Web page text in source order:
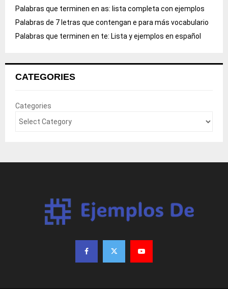
Palabras que terminen en as: lista completa con ejemplos
Palabras de 7 letras que contengan e para más vocabulario
Palabras que terminen en te: Lista y ejemplos en español
CATEGORIES
Categories